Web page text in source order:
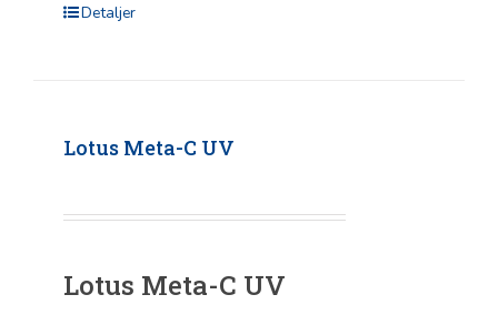
Detaljer
Lotus Meta-C UV
Lotus Meta-C UV